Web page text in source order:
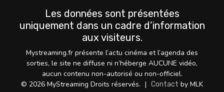
Les données sont présentées
uniquement dans un cadre d’information
aux visiteurs.
Mystreaming.fr présente l’actu cinéma et l’agenda des
sorties, le site ne diffuse ni n’héberge AUCUNE vidéo,
aucun contenu non-autorisé ou non-officiel.
© 2026 MyStreaming Droits réservés. | Contact by MLK